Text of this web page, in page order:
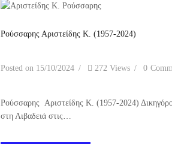
Ρούσσαρης Αριστείδης Κ. (1957-2024)
Posted on 15/10/2024 272 Views 0
Ρούσσαρης Αριστείδης Κ. (1957-2024)
στη Λιβαδειά στις…